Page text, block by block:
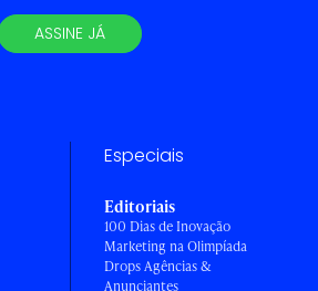
ASSINE JÁ
Especiais
Editoriais
100 Dias de Inovação
Marketing na Olimpíada
Drops Agências &
Anunciantes